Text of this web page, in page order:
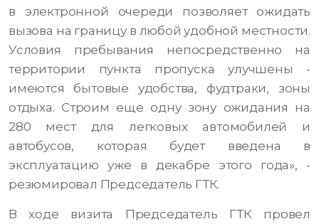
в электронной очереди позволяет ожидать
вызова на границу в любой удобной местности.
Условия пребывания непосредственно на
территории пункта пропуска улучшены -
имеются бытовые удобства, фудтраки, зоны
отдыха. Строим еще одну зону ожидания на
280 мест для легковых автомобилей и
автобусов, которая будет введена в
эксплуатацию уже в декабре этого года», -
резюмировал Председатель ГТК.
В ходе визита Председатель ГТК провел